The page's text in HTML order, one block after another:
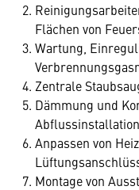
Flächen von
Wartung,
Zentrale
Dämmung und
Anpassen von
Montage von